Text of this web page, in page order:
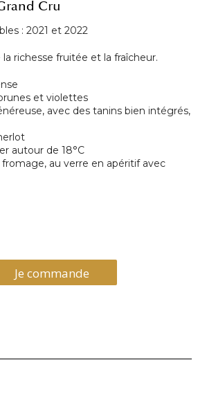
Cru
: 2021 et 2022
richesse fruitée et la fraîcheur.
et violettes
avec des tanins bien intégrés,
autour de 18°C
fromage, au verre en apéritif avec
Je commande